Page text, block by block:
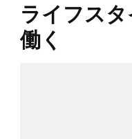
ライフス
働く